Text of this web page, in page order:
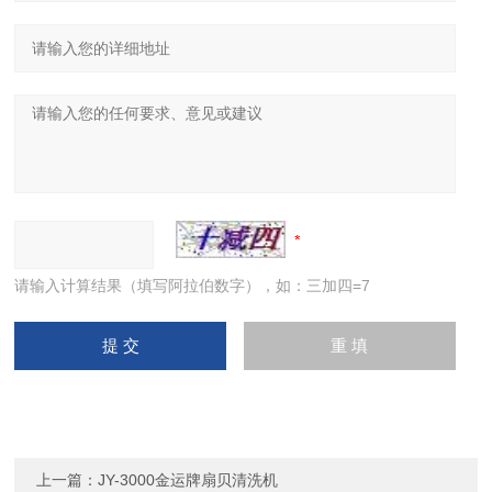
请输入计算结果（填写阿拉伯数字），如：三加四=7
上一篇：JY-3000金运牌扇贝清洗机